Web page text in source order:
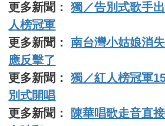
更多新聞：獨／告別式歌手
人榜冠軍
更多新聞：南台灣小姑娘消
應反擊了
更多新聞：獨／紅人榜冠軍
別式開唱
更多新聞：
陳華唱歌走音直